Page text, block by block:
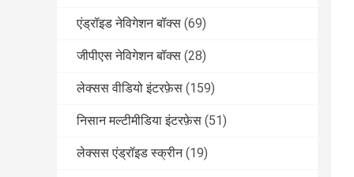
एंड्रॉइड नेविगेशन बॉक्स (69)
जीपीएस नेविगेशन बॉक्स (28)
लेक्सस वीडियो इंटरफ़ेस (159)
निसान मल्टीमीडिया इंटरफ़ेस (51)
लेक्सस एंड्रॉइड स्क्रीन (19)